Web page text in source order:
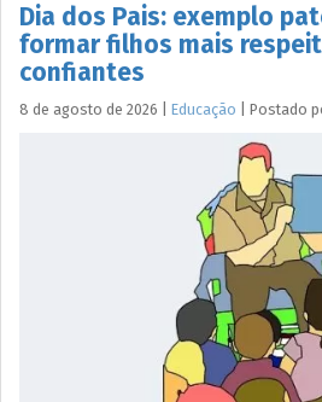
Dia dos Pais: exemplo
formar filhos mais
confiantes
8 de agosto de 2026 Educação Postado